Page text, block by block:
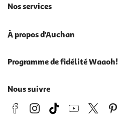
Nos services
À propos d'Auchan
Programme de fidélité Waaoh!
Nous suivre